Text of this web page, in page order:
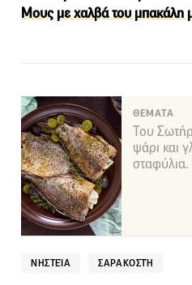
Μους με χαλβά του μπακάλη
ΘΕΜΑΤΑ
Του
ψάρι και
σταφύλια.
ΝΗΣΤΕΊΑ ΣΑΡΑΚΟΣΤΉ